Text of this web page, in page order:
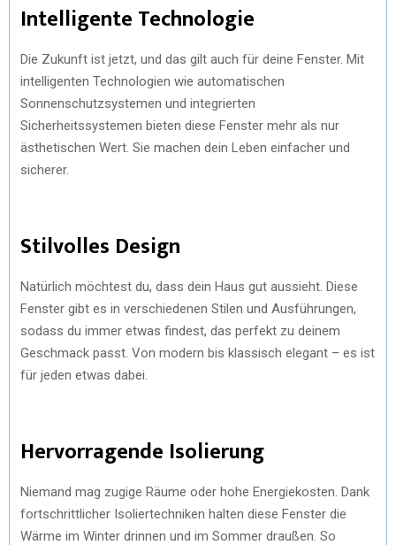
Intelligente Technologie
Die Zukunft ist jetzt, und das gilt auch für deine Fenster. Mit
intelligenten Technologien wie automatischen
Sonnenschutzsystemen und integrierten
Sicherheitssystemen bieten diese Fenster mehr als nur
ästhetischen Wert. Sie machen dein Leben einfacher und
sicherer.
Stilvolles Design
Natürlich möchtest du, dass dein Haus gut aussieht. Diese
Fenster gibt es in verschiedenen Stilen und Ausführungen,
sodass du immer etwas findest, das perfekt zu deinem
Geschmack passt. Von modern bis klassisch elegant – es ist
für jeden etwas dabei.
Hervorragende Isolierung
Niemand mag zugige Räume oder hohe Energiekosten. Dank
fortschrittlicher Isoliertechniken halten diese Fenster die
Wärme im Winter drinnen und im Sommer draußen. So